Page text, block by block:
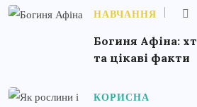
НАВЧАННЯ
Богиня Афіна:
та цікаві факти
КОРИСНА